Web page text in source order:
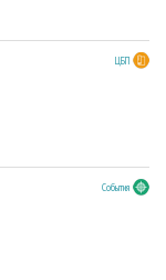
ЦБП
События